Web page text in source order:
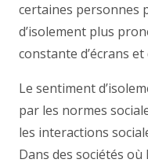
certaines personnes
d’isolement plus
constante d’écrans
Le sentiment
par les normes
les interactions
Dans des sociétés où